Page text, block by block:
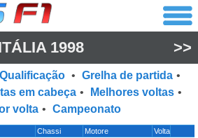
1998 >>
Qualificação • Grelha de partida •
em cabeça • Melhores voltas •
volta • Campeonato
Chassi Motore Volta